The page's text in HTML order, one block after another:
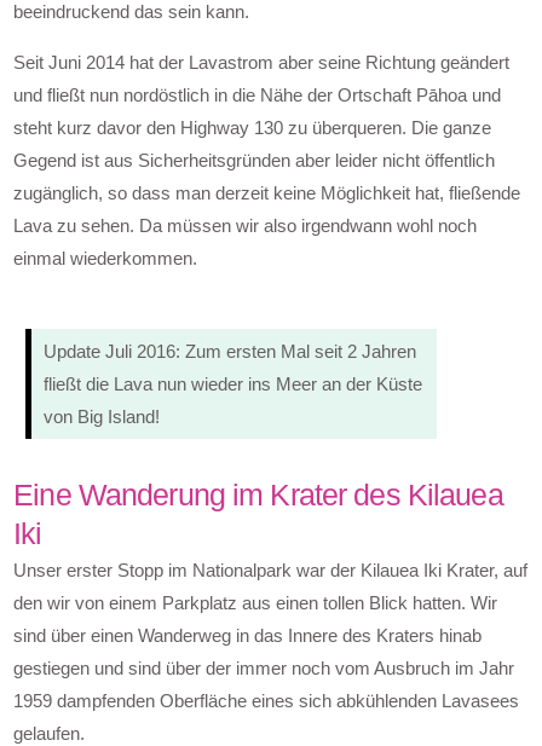
beeindruckend das sein kann.
Seit Juni 2014 hat der Lavastrom aber seine Richtung geändert
und fließt nun nordöstlich in die Nähe der Ortschaft Pāhoa und
steht kurz davor den Highway 130 zu überqueren. Die ganze
Gegend ist aus Sicherheitsgründen aber leider nicht öffentlich
zugänglich, so dass man derzeit keine Möglichkeit hat, fließende
Lava zu sehen. Da müssen wir also irgendwann wohl noch
einmal wiederkommen.
Update Juli 2016: Zum ersten Mal seit 2 Jahren
fließt die Lava nun wieder ins Meer an der Küste
von Big Island!
Eine Wanderung im Krater des Kilauea
Iki
Unser erster Stopp im Nationalpark war der Kilauea Iki Krater, auf
den wir von einem Parkplatz aus einen tollen Blick hatten. Wir
sind über einen Wanderweg in das Innere des Kraters hinab
gestiegen und sind über der immer noch vom Ausbruch im Jahr
1959 dampfenden Oberfläche eines sich abkühlenden Lavasees
gelaufen.